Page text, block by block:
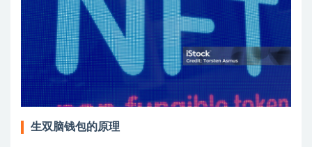
生双脑钱包的原理